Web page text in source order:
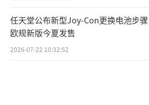
任天堂公布新型Joy-Con更换电池步骤
欧规新版今夏发售
2026-07-22 10:32:52